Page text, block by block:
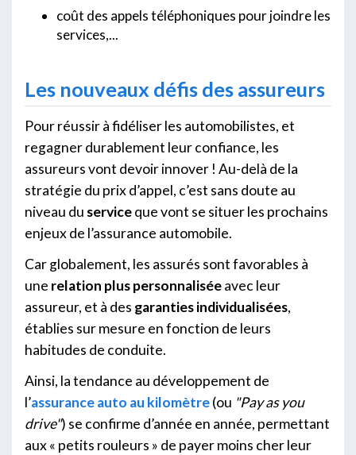
coût des appels téléphoniques pour joindre les
services,...
Les nouveaux défis des assureurs
Pour réussir à fidéliser les automobilistes, et
regagner durablement leur confiance, les
assureurs vont devoir innover ! Au-delà de la
stratégie du prix d’appel, c’est sans doute au
niveau du serviceque vont se situer les prochains
enjeux de l’assurance automobile.
Car globalement, les assurés sont favorables à
une relation plus personnaliséeavec leur
assureur, et à des garanties individualisées,
établies sur mesure en fonction de leurs
habitudes de conduite.
Ainsi, la tendance au développement de
l’assurance auto au kilomètre(ou "Pay as you
drive") se confirme d’année en année, permettant
aux « petits rouleurs » de payer moins cher leur